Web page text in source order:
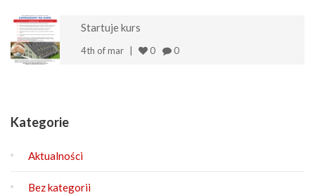
Startuje kurs
4th of mar 0 0
Kategorie
Aktualności
Bez kategorii